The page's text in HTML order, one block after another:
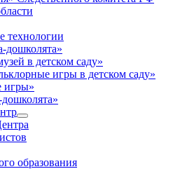
технологии
дошколята»
в детском саду»
игры в детском саду»
игры»
Показать
подменю
образования